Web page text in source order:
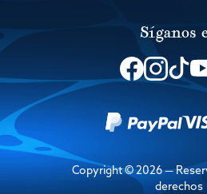
Síganos
Copyright © 2026 —
derechos